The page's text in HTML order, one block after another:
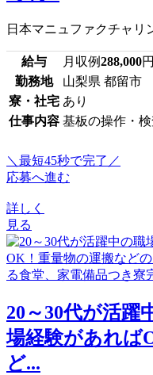
日本マニュファクチャリ
給与 月収例288,000円
勤務地
山梨県 都留市
寮・社宅 あり
仕事内容 基板の操作・
＼最短45秒で完了／
応募へ進む
詳しく
見る
20～30代が活
場経験があれば
ど...